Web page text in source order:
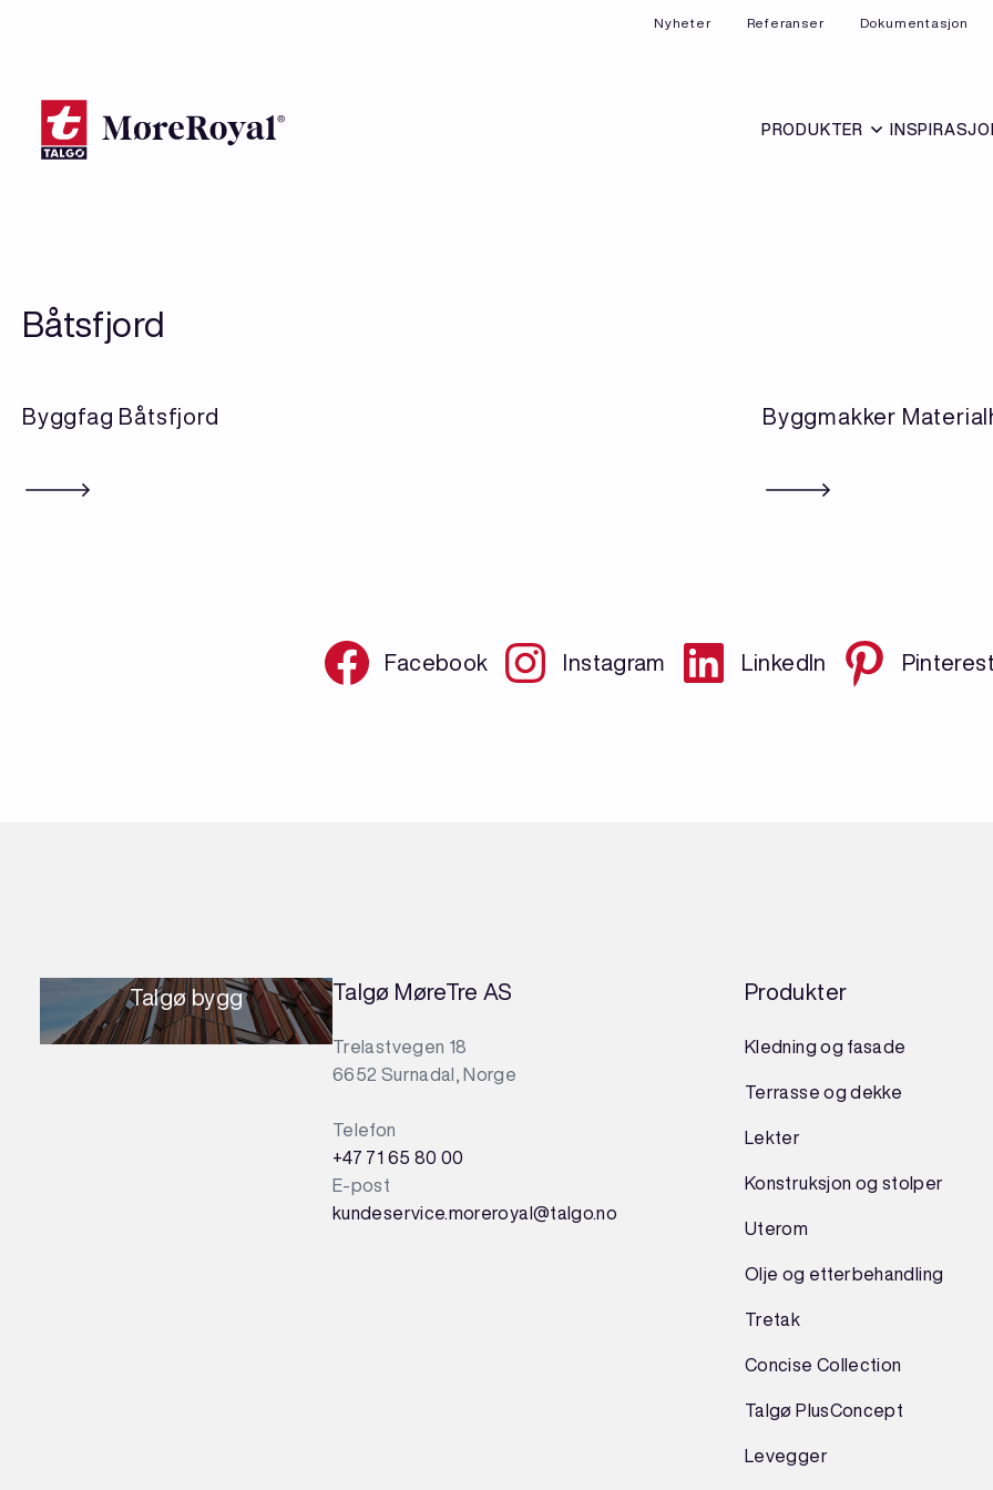
Nyheter Referanser Dokumentasjon
PRODUKTER
Båtsfjord
Byggfag Båtsfjord Byggmakker
Facebook Instagram LinkedIn Pinterest
Talgø bygg Talgø MøreTre AS
Trelastvegen 18
6652 Surnadal, Norge
Telefon
+47 71 65 80 00
E-post
kundeservice.moreroyal@talgo.no
Produkter
Kledning og fasade
Terrasse og dekke
Lekter
Konstruksjon og stolper
Uterom
Olje og etterbehandling
Tretak
Concise Collection
Talgø PlusConcept
Levegger